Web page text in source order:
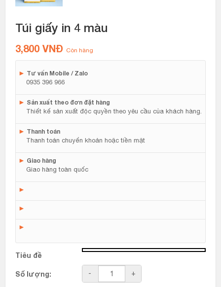
Túi giấy in 4 màu
3,800 VNĐ Còn hàng
► Tư vấn Mobile / Zalo
0935 396 966
► Sản xuất theo đơn đặt hàng
Thiết kế sản xuất độc quyền theo yêu cầu của khách hàng.
► Thanh toán
Thanh toán chuyển khoản hoặc tiền mặt
► Giao hàng
Giao hàng toàn quốc
►
►
►
Tiêu đề
Số lượng: -
lượng
+